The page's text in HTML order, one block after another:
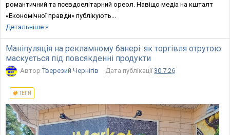
романтичний та псевдоелітарний ореол. Навіщо медіа на кшталт
«Економічної правди» публікують...
Детальніше »
Маніпуляція на рекламному банері: як торгівля отрутою
маскується під повсякденні продукти
АвторТверезий Чернігів Дата публікації30.7.26
ТЕГИ